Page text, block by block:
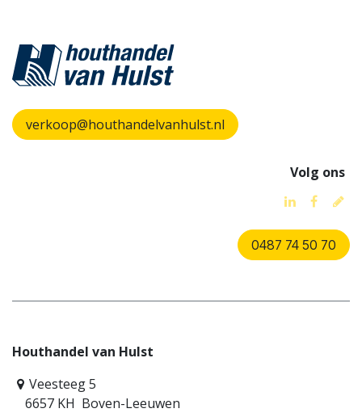
verkoop@houthandelvanhulst.nl
Volg ons
0487 74 50 70
Houthandel van Hulst
Veesteeg 5
6657 KH Boven-Leeuwen